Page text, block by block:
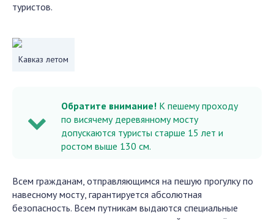
туристов.
Кавказ летом
Обратите внимание! К пешему проходу
по висячему деревянному мосту
допускаются туристы старше 15 лет и
ростом выше 130 см.
Всем гражданам, отправляющимся на пешую прогулку по
навесному мосту, гарантируется абсолютная
безопасность. Всем путникам выдаются специальные